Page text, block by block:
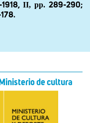
II, pp. 289-290;
de cultura